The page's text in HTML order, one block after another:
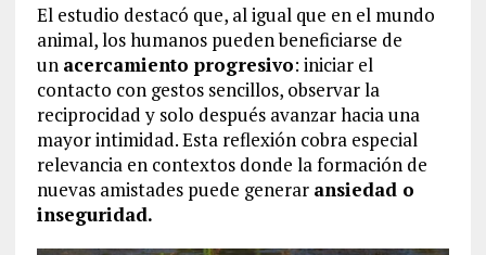
El estudio destacó que, al igual que en el mundo
animal, los humanos pueden beneficiarse de
un acercamiento progresivo: iniciar el
contacto con gestos sencillos, observar la
reciprocidad y solo después avanzar hacia una
mayor intimidad. Esta reflexión cobra especial
relevancia en contextos donde la formación de
nuevas amistades puede generar ansiedad o
inseguridad.